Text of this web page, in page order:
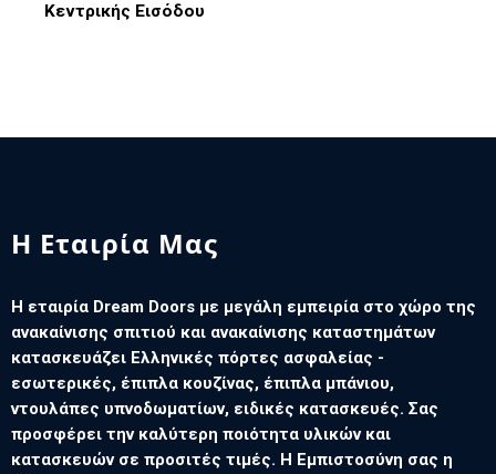
Κεντρικής Εισόδου
Η Εταιρία Μας
Η εταιρία Dream Doors με μεγάλη εμπειρία στο χώρο της
ανακαίνισης σπιτιού και ανακαίνισης καταστημάτων
κατασκευάζει Ελληνικές πόρτες ασφαλείας -
εσωτερικές, έπιπλα κουζίνας, έπιπλα μπάνιου,
ντουλάπες υπνοδωματίων, ειδικές κατασκευές. Σας
προσφέρει την καλύτερη ποιότητα υλικών και
κατασκευών σε προσιτές τιμές. Η Εμπιστοσύνη σας η